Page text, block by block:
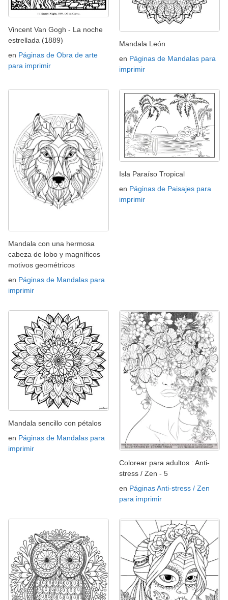
Vincent Van Gogh - La noche
estrellada (1889)
en Páginas de Obra de arte
para imprimir
Mandala León
en Páginas de Mandalas para
imprimir
Mandala con una hermosa
cabeza de lobo y magníficos
motivos geométricos
en Páginas de Mandalas para
imprimir
Isla Paraíso Tropical
en Páginas de Paisajes para
imprimir
Mandala sencillo con pétalos
en Páginas de Mandalas para
imprimir
Colorear para adultos : Anti-
stress / Zen - 5
en Páginas Anti-stress / Zen
para imprimir